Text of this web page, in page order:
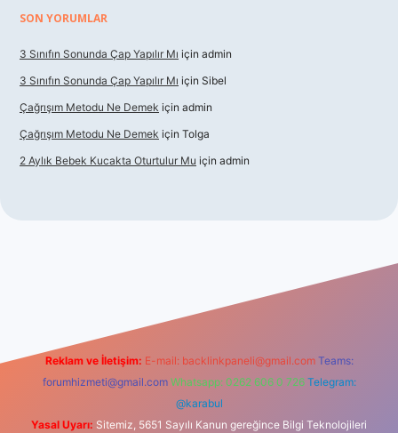
SON YORUMLAR
3 Sınıfın Sonunda Çap Yapılır Mı için admin
3 Sınıfın Sonunda Çap Yapılır Mı için Sibel
Çağrışım Metodu Ne Demek için admin
Çağrışım Metodu Ne Demek için Tolga
2 Aylık Bebek Kucakta Oturtulur Mu için admin
Reklam ve İletişim: E-mail: backlinkpaneli@gmail.com Teams:
forumhizmeti@gmail.com Whatsapp: 0262 606 0 726 Telegram:
@karabul
Yasal Uyarı: Sitemiz, 5651 Sayılı Kanun gereğince Bilgi Teknolojileri